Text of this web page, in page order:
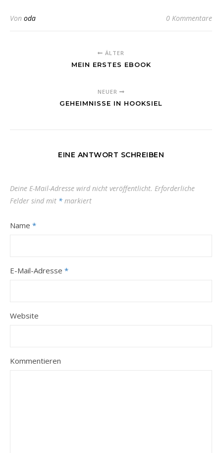
Von oda 0 Kommentare
ÄLTER
MEIN ERSTES EBOOK
NEUER
GEHEIMNISSE IN HOOKSIEL
EINE ANTWORT SCHREIBEN
Deine E-Mail-Adresse wird nicht veröffentlicht. Erforderliche
Felder sind mit * markiert
Name *
E-Mail-Adresse *
Website
Kommentieren